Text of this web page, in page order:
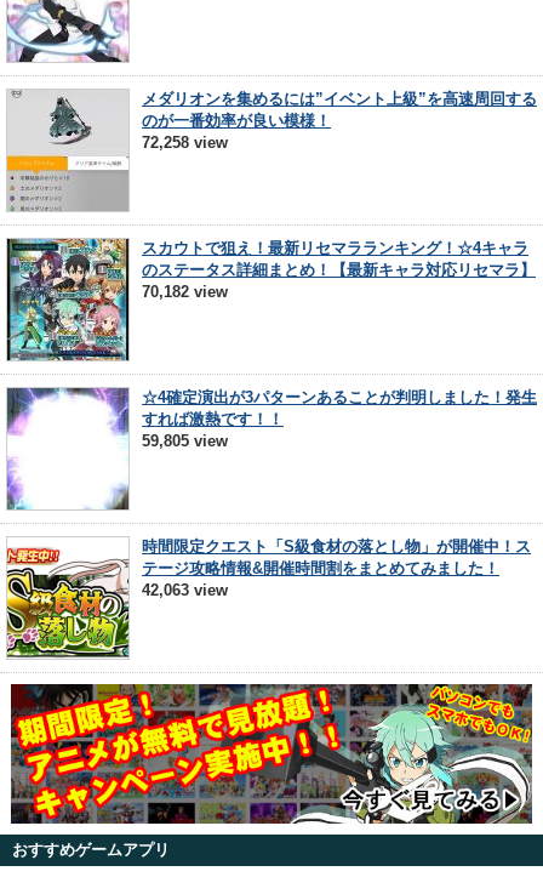
メダリオンを集めるには”イベント上級”を高速周回する
のが一番効率が良い模様！
72,258 view
スカウトで狙え！最新リセマラランキング！☆4キャラ
のステータス詳細まとめ！【最新キャラ対応リセマラ】
70,182 view
☆4確定演出が3パターンあることが判明しました！発生
すれば激熱です！！
59,805 view
時間限定クエスト「S級食材の落とし物」が開催中！ス
テージ攻略情報&開催時間割をまとめてみました！
42,063 view
おすすめゲームアプリ